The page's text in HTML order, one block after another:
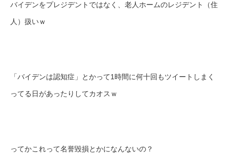
バイデンをプレジデントではなく、老人ホームのレジデント（住
人）扱いｗ
「バイデンは認知症」とかって1時間に何十回もツイートしまく
ってる日があったりしてカオスｗ
ってかこれって名誉毀損とかになんないの？